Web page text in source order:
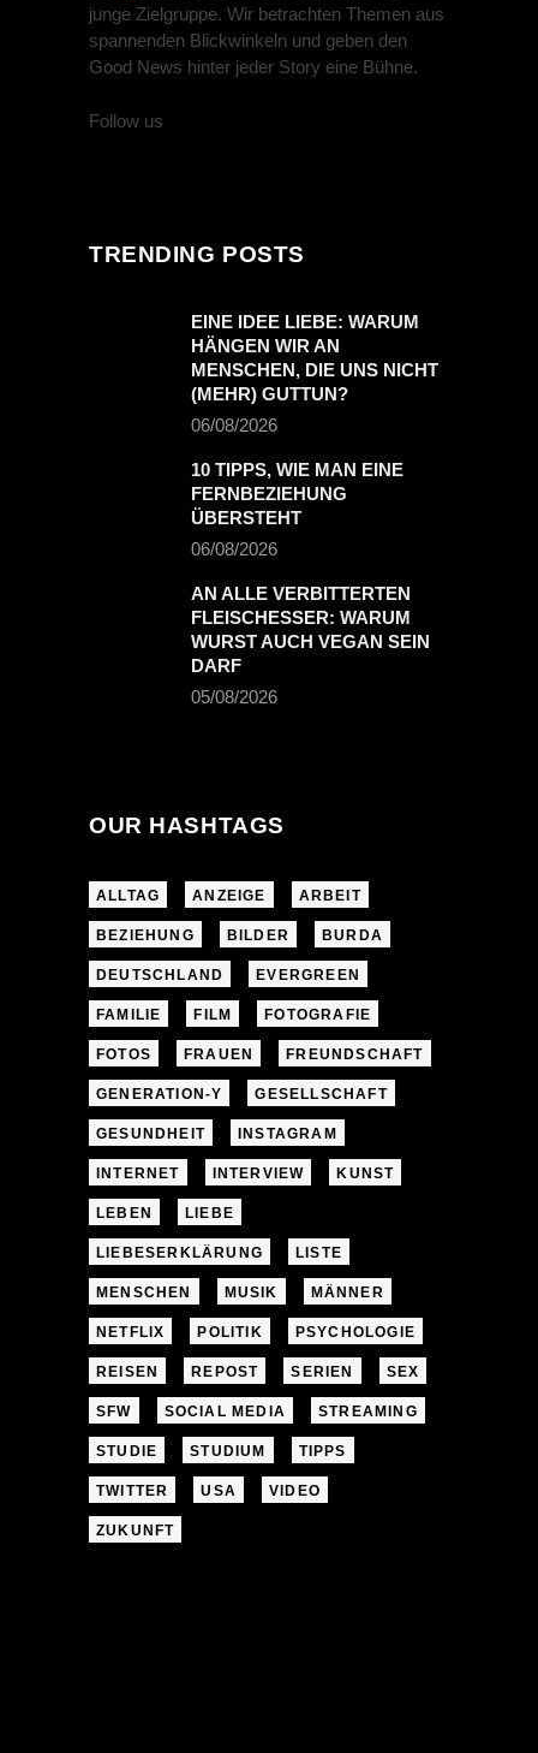
junge Zielgruppe. Wir betrachten Themen aus
spannenden Blickwinkeln und geben den
Good News hinter jeder Story eine Bühne.
Follow us
TRENDING POSTS
EINE IDEE LIEBE: WARUM
HÄNGEN WIR AN
MENSCHEN, DIE UNS NICHT
(MEHR) GUTTUN?
06/08/2026
10 TIPPS, WIE MAN EINE
FERNBEZIEHUNG
ÜBERSTEHT
06/08/2026
AN ALLE VERBITTERTEN
FLEISCHESSER: WARUM
WURST AUCH VEGAN SEIN
DARF
05/08/2026
OUR HASHTAGS
ALLTAG ANZEIGE ARBEIT
BEZIEHUNG BILDER BURDA
DEUTSCHLAND EVERGREEN
FAMILIE FILM FOTOGRAFIE
FOTOS FRAUEN FREUNDSCHAFT
GENERATION-Y GESELLSCHAFT
GESUNDHEIT INSTAGRAM
INTERNET INTERVIEW KUNST
LEBEN LIEBE
LIEBESERKLÄRUNG LISTE
MENSCHEN MUSIK MÄNNER
NETFLIX POLITIK PSYCHOLOGIE
REISEN REPOST SERIEN SEX
SFW SOCIAL MEDIA STREAMING
STUDIE STUDIUM TIPPS
TWITTER USA VIDEO
ZUKUNFT